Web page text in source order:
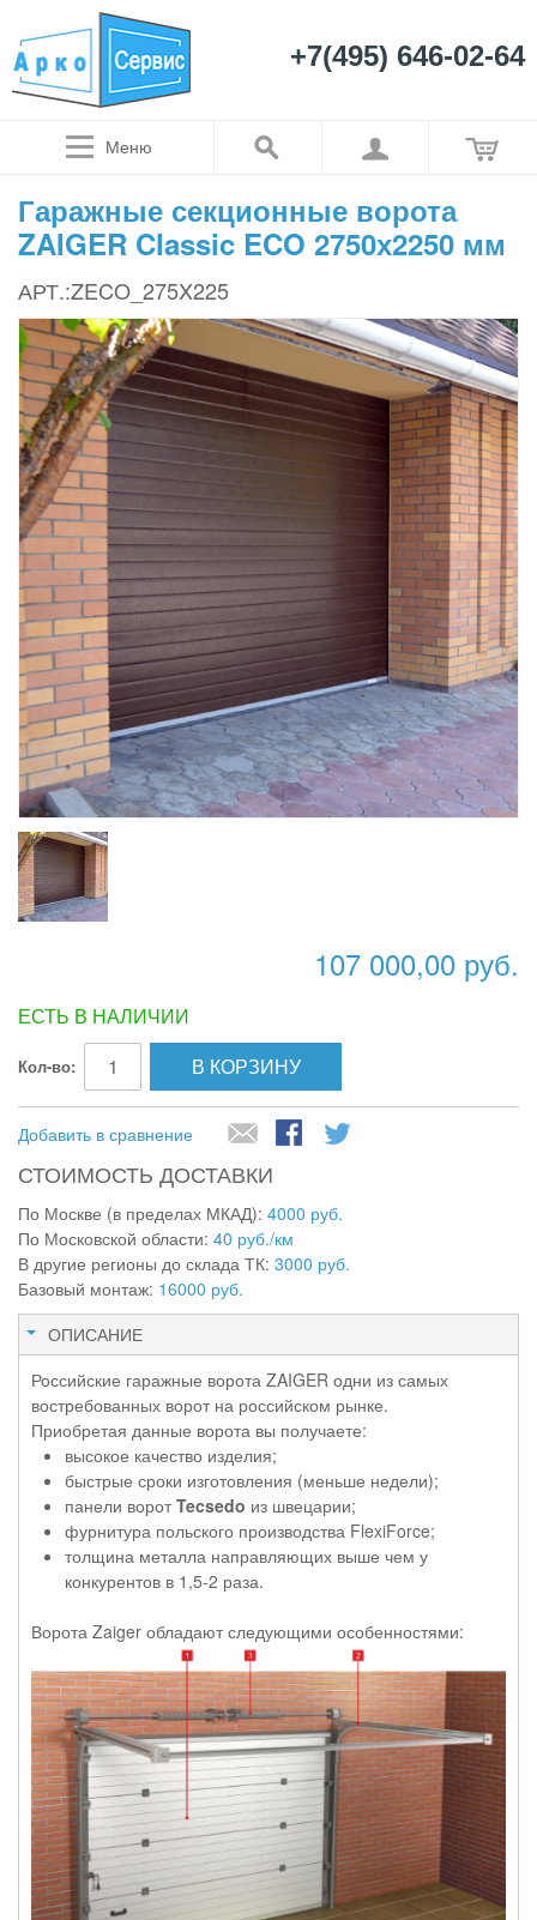
+7(495) 646-02-64
Меню
Гаражные секционные ворота
ZAIGER Classic ECO 2750х2250 мм
АРТ.:ZECO_275X225
107 000,00 руб.
ЕСТЬ В НАЛИЧИИ
Кол-во: В КОРЗИНУ
Добавить в сравнение
СТОИМОСТЬ ДОСТАВКИ
По Москве (в пределах МКАД): 4000 руб.
По Московской области: 40 руб./км
В другие регионы до склада ТК: 3000 руб.
Базовый монтаж: 16000 руб.
ОПИСАНИЕ
Российские гаражные ворота ZAIGER одни из самых
востребованных ворот на российском рынке.
Приобретая данные ворота вы получаете:
высокое качество изделия;
быстрые сроки изготовления (меньше недели);
панели воротTecsedo из швецарии;
фурнитура польского производства FlexiForce;
толщина металла направляющих выше чем у
конкурентов в 1,5-2 раза.
Ворота Zaiger обладают следующими особенностями: